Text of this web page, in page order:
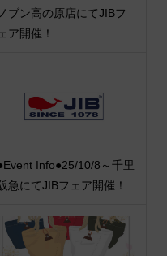
ノブン高の原店にてJIBフ
ェア開催！
Info●25/10/8～千里
急にてJIBフェア開催！